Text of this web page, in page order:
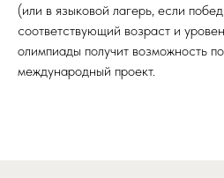
(или в языковой лагерь, если
соответствующий возраст и
олимпиады получит возможность
международный проект.